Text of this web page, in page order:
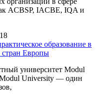
ACBSP, IACBE, IQA и
образование в
Европы
университет Modul
University — один